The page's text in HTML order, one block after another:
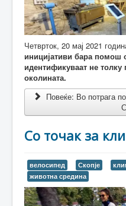
Четврток, 20 мај 2021
иницијативи бара помош
идентификуваат не толку
околината.
Повеќе: Во потрага
Со точак за
велосипед Скопје
животна средина